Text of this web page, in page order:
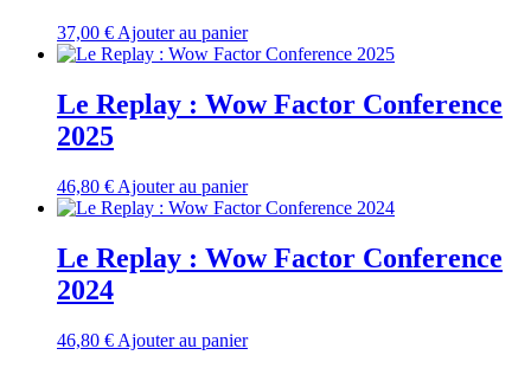
37,00 € Ajouter au panier
Le Replay : Wow Factor Conference
2025
46,80 € Ajouter au panier
Le Replay : Wow Factor Conference
2024
46,80 € Ajouter au panier